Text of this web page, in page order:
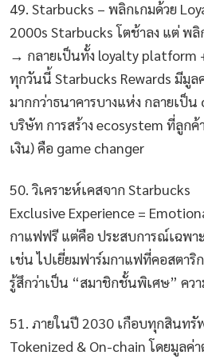
49. Starbucks – พลิกเกมด้วย
2000s Starbucks โตช้าลง แต่ พลิ
→ กลายเป็นทั้ง loyalty platform
ทุกวันนี้ Starbucks Rewards มีมูล
มากกว่าธนาคารบางแห่ง กลายเป็
บริษัท การสร้าง ecosystem ที่ลูก
เงิน) คือ game changer
50. วิเคราะห์เคสจาก Starbucks
Exclusive Experience =
กาแฟฟรี แต่คือ ประสบการณ์เฉพา
เช่น ไปเยี่ยมฟาร์มกาแฟที่คอสตาริ
รู้สึกว่าเป็น “สมาชิกชั้นพิเศษ” ค
51. ภายในปี 2030 เกือบทุกสินทรั
Tokenized & On-chain โดยมูลค่